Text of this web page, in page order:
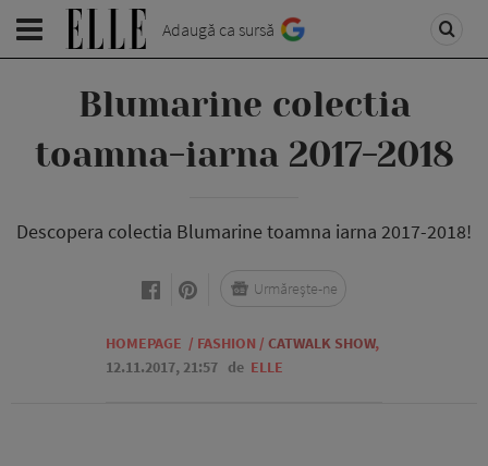
Adaugă ca sursă
Blumarine colectia
toamna-iarna 2017-2018
Descopera colectia Blumarine toamna iarna 2017-2018!
HOMEPAGE / FASHION / CATWALK SHOW,
12.11.2017, 21:57 de ELLE
Urmărește-ne